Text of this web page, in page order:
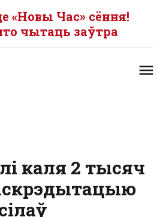
«Новы Час» сёння!
чытаць заўтра
каля 2 тысяч